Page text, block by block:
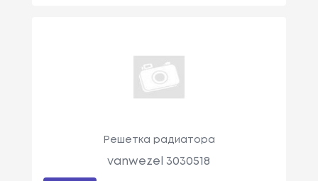
Решетка радиатора
vanwezel 3030518